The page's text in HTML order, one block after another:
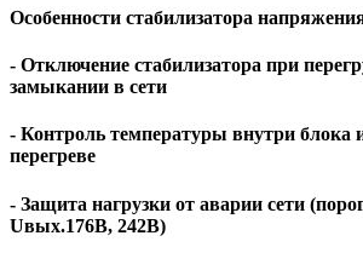
Особенности стабилизатора
- Отключение стабилизатора при
замыкании в сети
- Контроль температуры внутри блока
перегреве
- Защита нагрузки от аварии сети
Uвых.176В, 242В)